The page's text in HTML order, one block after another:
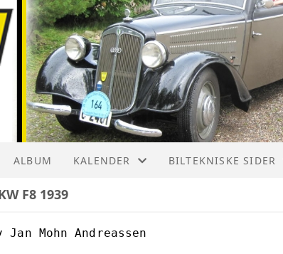
ALBUM KALENDER
LISTE
BILTEKNISKE SIDER
F8 1939
Jan Mohn Andreassen